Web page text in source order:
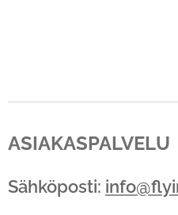
ASIAKASPALVELU
Sähköposti: